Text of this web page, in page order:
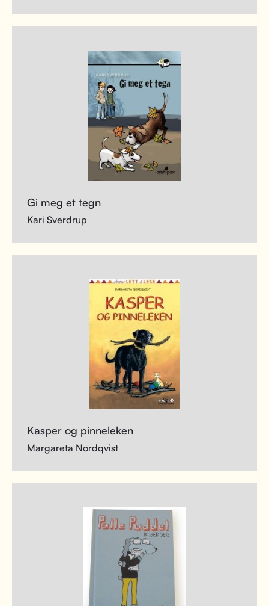
Gi meg et tegn
Kari Sverdrup
Kasper og pinneleken
Margareta Nordqvist